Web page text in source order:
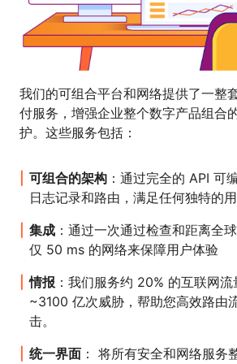
我们的可组合平台和网络提供了一整
付服务，增强企业整个数字产品组合
护。这些服务包括：
可组合的架构 ：通过完全的 API 可
日志记录和路由，满足任何独特的
集成 ：通过一次通过检查和距离全
仅 50 ms 的网络来保障用户体验
情报 ：我们服务约 20% 的互联网
~3100 亿次威胁，帮助您高效路由
击。
统一界面 ： 将所有安全和网络服务